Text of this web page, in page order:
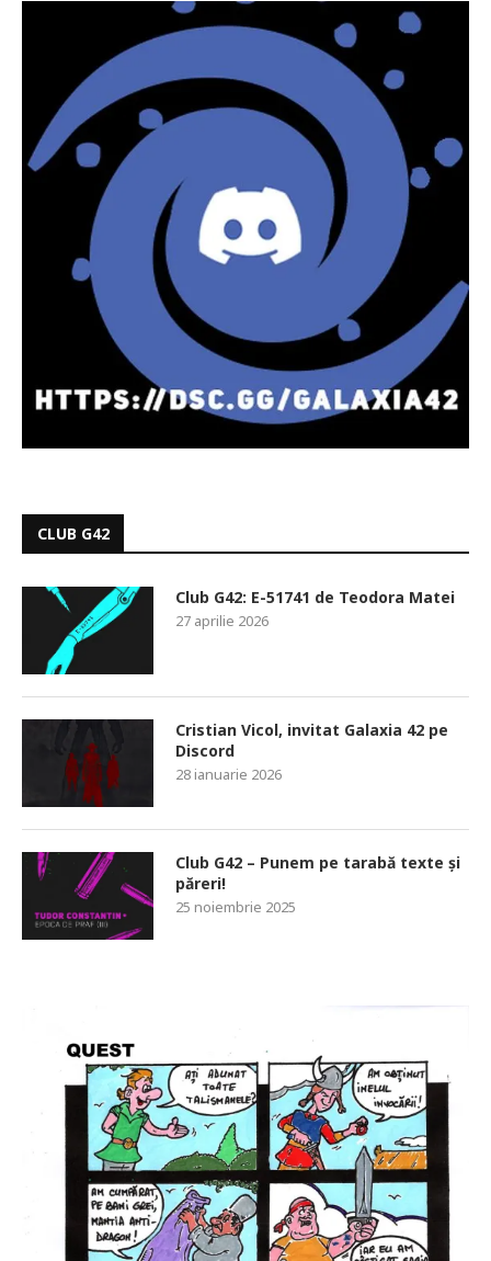
CLUB G42
Club G42: E-51741 de Teodora Matei
27 aprilie 2026
Cristian Vicol, invitat Galaxia 42 pe
Discord
28 ianuarie 2026
Club G42 – Punem pe tarabă texte și
păreri!
25 noiembrie 2025